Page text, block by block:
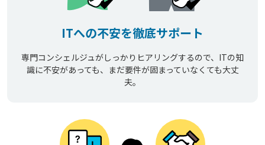
ITへの不安を徹底サポート
専門コンシェルジュがしっかりヒアリングするので、ITの知
識に不安があっても、まだ要件が固まっていなくても大丈
夫。